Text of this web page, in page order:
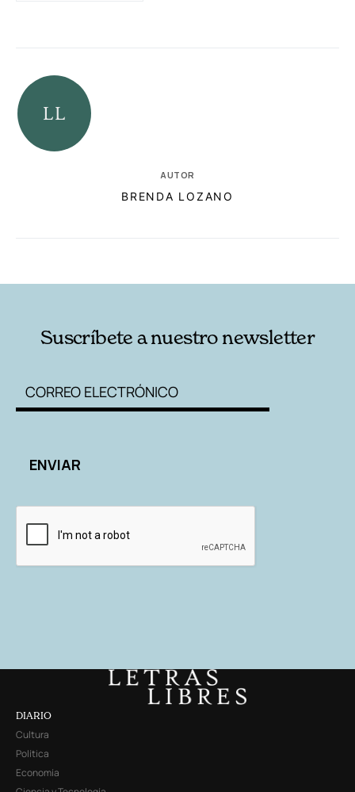
AUTOR
BRENDA LOZANO
Suscríbete a nuestro newsletter
DIARIO
Cultura
Política
Economía